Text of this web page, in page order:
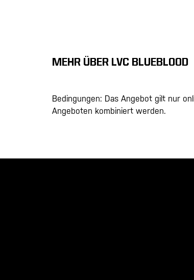
MEHR ÜBER LVC BLUEBLOOD
Bedingungen: Das Angebot gilt nur
Angeboten kombiniert werden.